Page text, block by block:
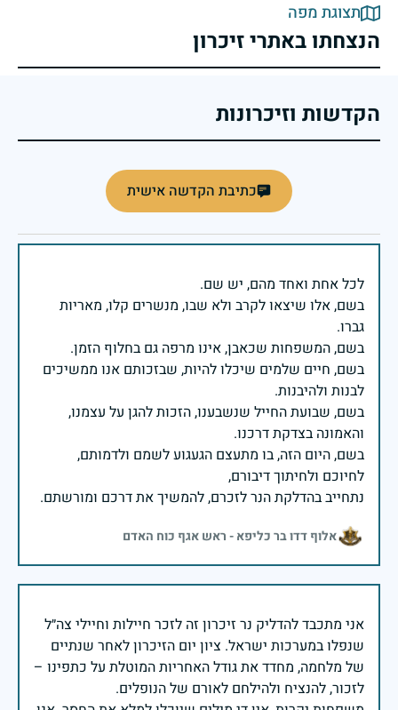
תצוגת מפה
הנצחתו באתרי זיכרון
הקדשות וזיכרונות
כתיבת הקדשה אישית
בשם, אלו שיצאו לקרב ולא שבו, מנשרים קלו, מאריות
בשם, חיים שלמים שיכלו להיות, שבזכותם אנו ממשיכים
בשם, שבועת החייל שנשבענו, הזכות להגן על עצמנו,
בשם, היום הזה, בו מתעצם הגעגוע לשמם ולדמותם,
נתחייב בהדלקת הנר לזכרם, להמשיך את דרכם ומורשתם.
אלוף דדו בר כליפא - ראש אגף כוח האדם
אני מתכבד להדליק נר זיכרון זה לזכר חיילות וחיילי צה״ל
שנפלו במערכות ישראל. ציון יום הזיכרון לאחר שנתיים
של מלחמה, מחדד את גודל האחריות המוטלת על כתפינו –